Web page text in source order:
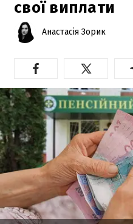
свої виплати
Анастасія Зорик